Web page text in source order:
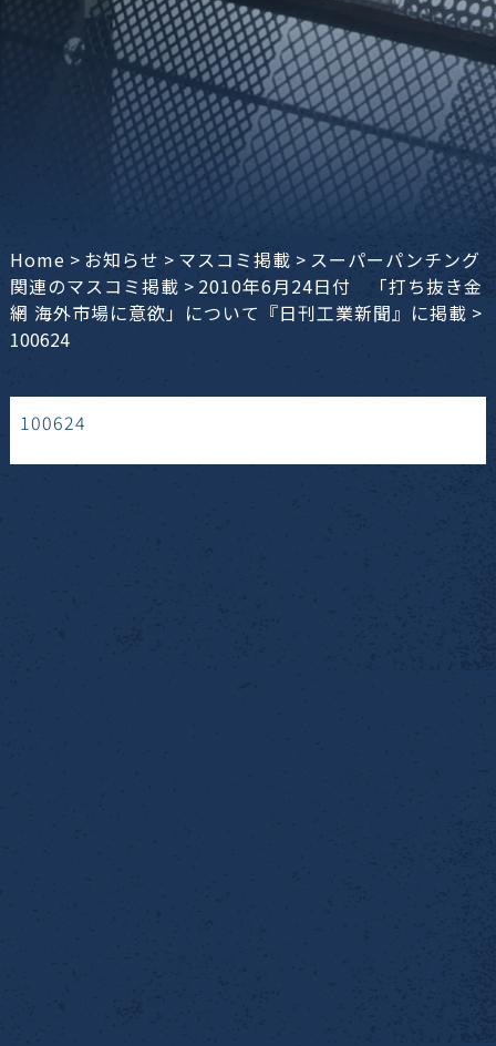
Home > お知らせ > マスコミ掲載 > スーパーパンチング
関連のマスコミ掲載 > 2010年6月24日付 「打ち抜き金
網 海外市場に意欲」について『日刊工業新聞』に掲載 >
100624
100624